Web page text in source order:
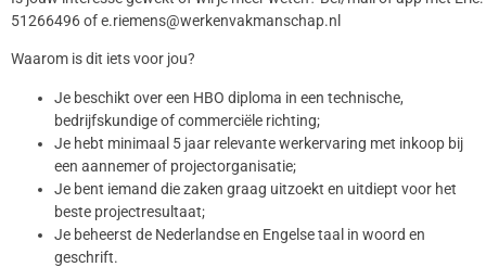
51266496 of e.riemens@werkenvakmanschap.nl
Waarom is dit iets voor jou?
Je beschikt over een HBO diploma in een technische,
bedrijfskundige of commerciële richting;
Je hebt minimaal 5 jaar relevante werkervaring met inkoop bij
een aannemer of projectorganisatie;
Je bent iemand die zaken graag uitzoekt en uitdiept voor het
beste projectresultaat;
Je beheerst de Nederlandse en Engelse taal in woord en
geschrift.